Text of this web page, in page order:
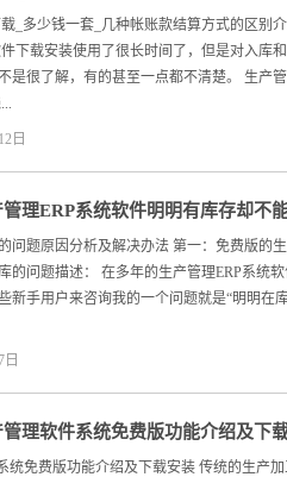
_多少钱一套_几种帐账款结算方式的区别
下载安装使用了很长时间了，但是对入库
是很了解，有的甚至一点都不清楚。 生产
日
理ERP系统软件明明有库存却不
问题原因分析及解决办法 第一：免费版的
的问题描述： 在多年的生产管理ERP系统
新手用户来咨询我的一个问题就是“明明在
理软件系统免费版功能介绍及下
统免费版功能介绍及下载安装 传统的生产加